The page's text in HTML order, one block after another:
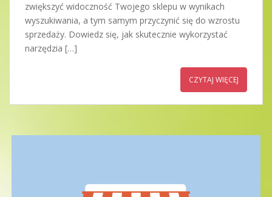
zwiększyć widoczność Twojego sklepu w wynikach
wyszukiwania, a tym samym przyczynić się do wzrostu
sprzedaży. Dowiedz się, jak skutecznie wykorzystać
narzędzia […]
CZYTAJ WIĘCEJ